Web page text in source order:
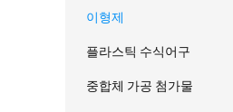
이형제
플라스틱 수식어구
중합체 가공 첨가물